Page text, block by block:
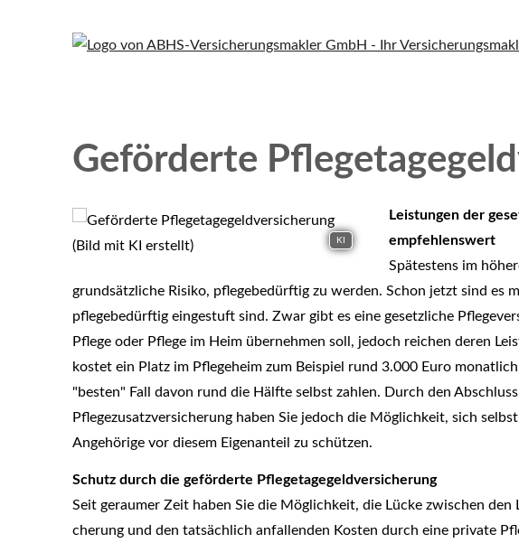
Geförderte
KI
Leistungen der
empfehlenswert
Spätestens im
grundsätzliche Risiko, pflegebedürftig zu werden. Schon jetzt sind es
pflegebedürftig eingestuft sind. Zwar gibt es eine gesetzliche
Pflege oder Pflege im Heim übernehmen soll, jedoch reichen deren
kostet ein Platz im Pflegeheim zum Beispiel rund 3.000 Euro
"besten" Fall davon rund die Hälfte selbst zahlen. Durch den
Pflegezusatzversicherung haben Sie jedoch die Möglichkeit, sich
Angehörige vor diesem Eigenanteil zu schützen.
Schutz durch die geförderte Pflegetagegeldversicherung
Seit geraumer Zeit haben Sie die Möglichkeit, die Lücke zwischen
che­rung und den tatsächlich anfallenden Kosten durch eine private